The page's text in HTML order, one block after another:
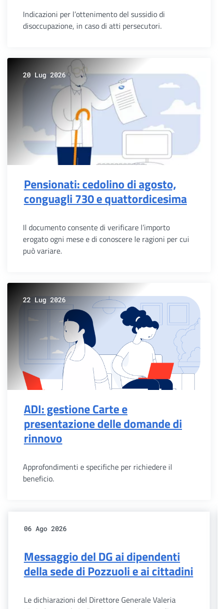
Indicazioni per l’ottenimento del sussidio di
disoccupazione, in caso di atti persecutori.
20 Lug 2026
Pensionati: cedolino di agosto,
conguagli 730 e quattordicesima
Il documento consente di verificare l’importo
erogato ogni mese e di conoscere le ragioni per cui
può variare.
22 Lug 2026
ADI: gestione Carte e
presentazione delle domande di
rinnovo
Approfondimenti e specifiche per richiedere il
beneficio.
06 Ago 2026
Messaggio del DG ai dipendenti
della sede di Pozzuoli e ai cittadini
Le dichiarazioni del Direttore Generale Valeria